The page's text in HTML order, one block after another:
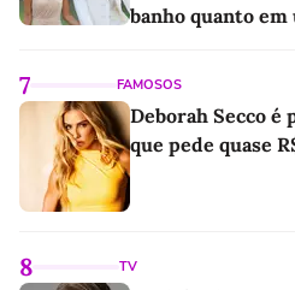
banho quanto
7 FAMOSOS
Deborah Secco é
que pede quase
8 TV